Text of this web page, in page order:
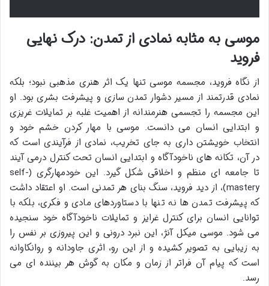
موسی به مثابه نمادی از تمدن: درک نهایی
فروید
از نگاه فروید، مجسمه موسی تنها یک اثر هنری مذهبی نبود؛ بلکه
نمادی قدرتمند از مسیر دشوار تمدن سازی و پیشرفت بشری بود. او
این مجسمه را تجسمی هنرمندانه از اهمیت غلبه بر تمایلات غریزی
و ابتدایی انسان می دانست. موسی با مهار کردن خشم خود و
انتخاب خویشتن داری به جای تخریب، نمادی از فرآیندی است که
در آن، تکانه های ناخودآگاه و ابتدایی انسان تحت کنترل درمی آیند
تا جامعه ای منظم و اخلاقی شکل گیرد. این خودمهارگری (self-
mastery)، از دید فروید، سنگ بنای هر تمدنی است. او اعتقاد داشت
که پیشرفت تمدن ها نه تنها با دستاوردهای مادی و فکری، بلکه با
توانایی انسان برای کنترل غرایز و تمایلات ناخودآگاه خود سنجیده
می شود. موسی میکل آنژ، این نبرد درونی و این پیروزی بر نفس را
به زیبایی به تصویر کشیده و از این رو، اثری جاودانه و روانکاوانه
است که پیام آن فراتر از زمان و مکان به گوش هر بیننده ای می
رسد.